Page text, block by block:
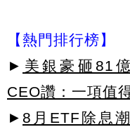
【熱門排行榜】
► 美銀豪砸81
CEO讚：一項值
► 8月ETF除息